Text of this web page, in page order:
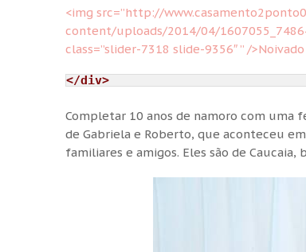
<img src=”http://
content/uploads/2014/04/
class=”slider-7318 slide-9356″ ” />
Completar 10 anos de namoro com uma
de Gabriela e Roberto, que aconteceu
familiares e amigos. Eles são de